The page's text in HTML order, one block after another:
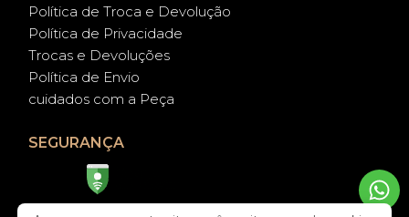
Política de Troca e Devolução
Política de Privacidade
Trocas e Devoluções
Política de Envio
cuidados com a Peça
SEGURANÇA